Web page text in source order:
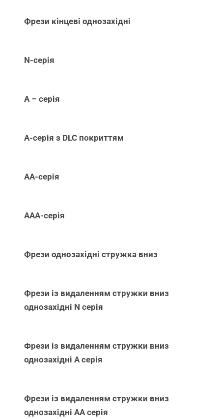
Фрези кінцеві однозахідні
N-серія
А – серія
А-серія з DLC покриттям
АА-серія
ААА-серія
Фрези однозахідні стружка вниз
Фрези із видаленням стружки вниз
однозахідні N серія
Фрези із видаленням стружки вниз
однозахідні А серія
Фрези із видаленням стружки вниз
однозахідні АА серія